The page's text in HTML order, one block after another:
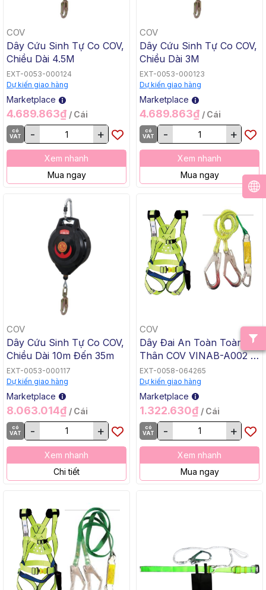
COV
Dây Cứu Sinh Tự Co COV,
Chiều Dài 4.5M
EXT-0053-000124
Dự kiến giao hàng
Marketplace
4.689.863₫ / Cái
có
VAT
- +
Xem nhanh
Mua ngay
COV
Dây Cứu Sinh Tự Co COV,
Chiều Dài 3M
EXT-0053-000123
Dự kiến giao hàng
Marketplace
4.689.863₫ / Cái
có
VAT
- +
Xem nhanh
Mua ngay
COV
Dây Cứu Sinh Tự Co COV,
Chiều Dài 10m Đến 35m
EXT-0053-000117
Dự kiến giao hàng
Marketplace
8.063.014₫ / Cái
có
VAT
- +
Xem nhanh
Chi tiết
COV
Dây Đai An Toàn Toàn
Thân COV VINAB-A002 2
Móc Nhôm Dây Nhún Có
Đai Bụng, Bản Rộng
43mm, Dây Nối 1.2m
EXT-0058-064265
Dự kiến giao hàng
Marketplace
1.322.630₫ / Cái
có
VAT
- +
Xem nhanh
Mua ngay